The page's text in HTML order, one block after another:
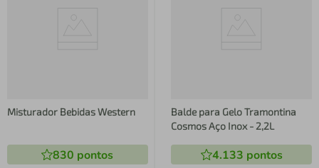
Misturador Bebidas Western
830 pontos
Balde para Gelo Tramontina
Cosmos Aço Inox - 2,2L
4.133 pontos